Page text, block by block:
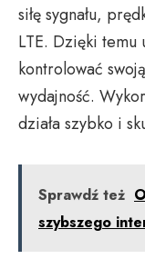
siłę sygnału,
LTE. Dzięki temu
kontrolować
wydajność.
działa szybko i
Sprawdź też
szybszego